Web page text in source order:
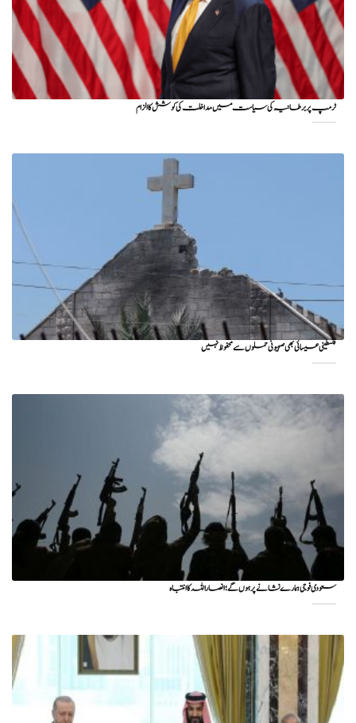
ٹرمپ پر برطانیہ کی سیاست میں مداخلت کی کوشش کا الزام
فلسطینی عیسائی بھی صہیونی حملوں سے محفوظ نہیں
سعودی فوجی ہمارے نشانے پر ہوں گے؛ انصاراللہ کا انتباہ